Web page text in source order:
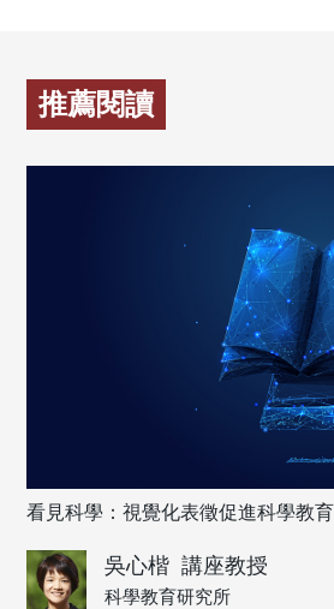
推薦閱讀
看見科學：視覺化表徵促進科學教育
吳心楷 講座教授
科學教育研究所